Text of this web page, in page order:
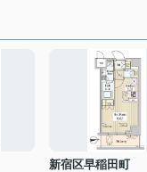
新宿区早稲田町